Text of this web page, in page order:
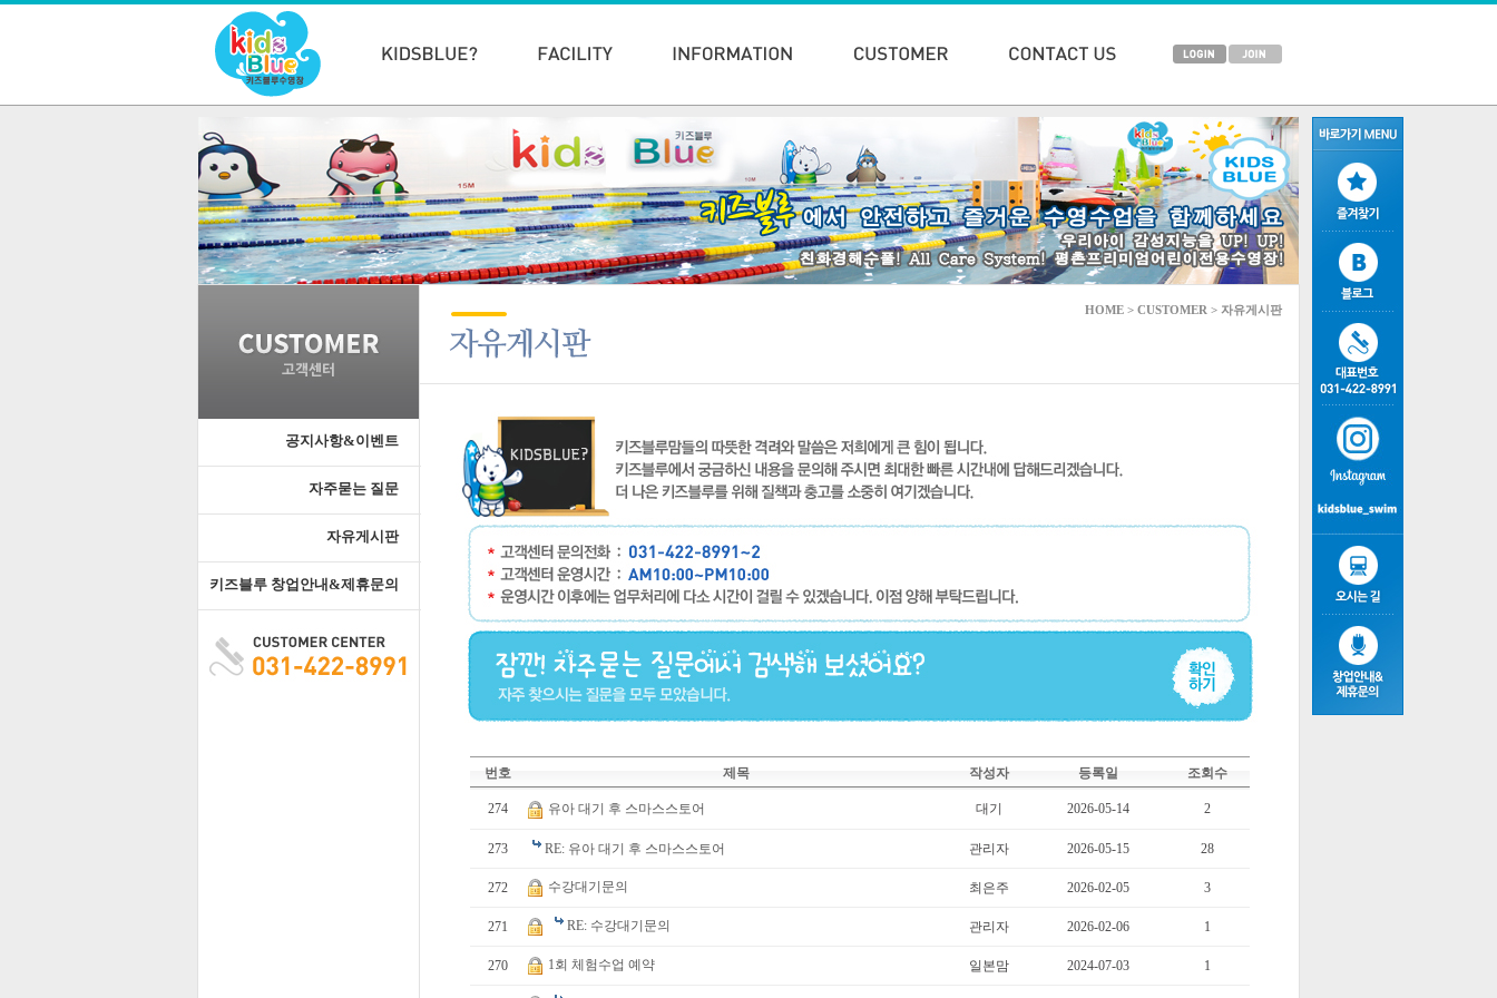
공지사항&이벤트
자주묻는 질문
자유게시판
키즈블루 창업안내&제휴문의
HOME > CUSTOMER > 자유게시판
번호 제목 작성자 등록일 조회수
274 유아 대기 후 스마스스토어 대기 2026-05-14 2
273 RE: 유아 대기 후 스마스스토어 관리자 2026-05-15 28
272 수강대기문의 최은주 2026-02-05 3
271 RE: 수강대기문의 관리자 2026-02-06 1
270 1회 체험수업 예약 일본맘 2024-07-03 1